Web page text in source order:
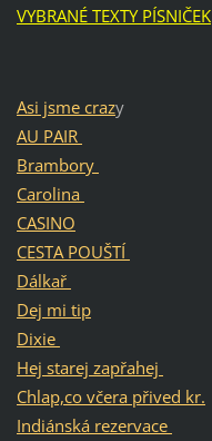
VYBRANÉ TEXTY PÍSNIČEK
Asi jsme crazy
AU PAIR
Brambory
Carolina
CASINO
CESTA POUŠTÍ
Dálkař
Dej mi tip
Dixie
Hej starej zapřahej
Chlap,co včera přived kr.
Indiánská rezervace